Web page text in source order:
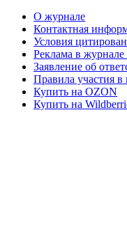
О журнале
Контактная
Условия
Реклама в журнале
Заявление об
Правила участия в
Купить на OZON
Купить на